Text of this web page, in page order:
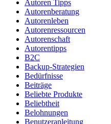
Autoren Tipps
Autorenberatung
Autorenleben
Autorenressourcen
Autorenschaft
Autorentipps
B2C
Backup-Strategien
Bedürfnisse
Beiträge
Beliebte Produkte
Beliebtheit
Belohnungen
Benutzeranleitung